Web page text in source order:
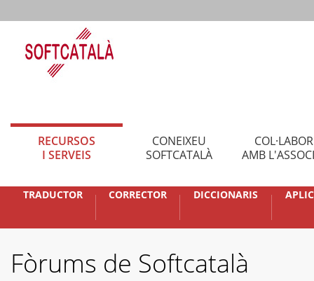
RECURSOS
I SERVEIS
CONEIXEU
SOFTCATALÀ
AMB
TRADUCTOR CORRECTOR DICCIONARIS
Fòrums de Softcatalà